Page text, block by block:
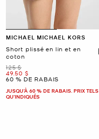
MICHAEL MICHAEL KORS
Short plissé en lin et en
coton
était
125 $
maintenant
49.50 $
60 % DE RABAIS
JUSQU’À 60 % DE RABAIS. PRIX TELS
QU'INDIQUÉS